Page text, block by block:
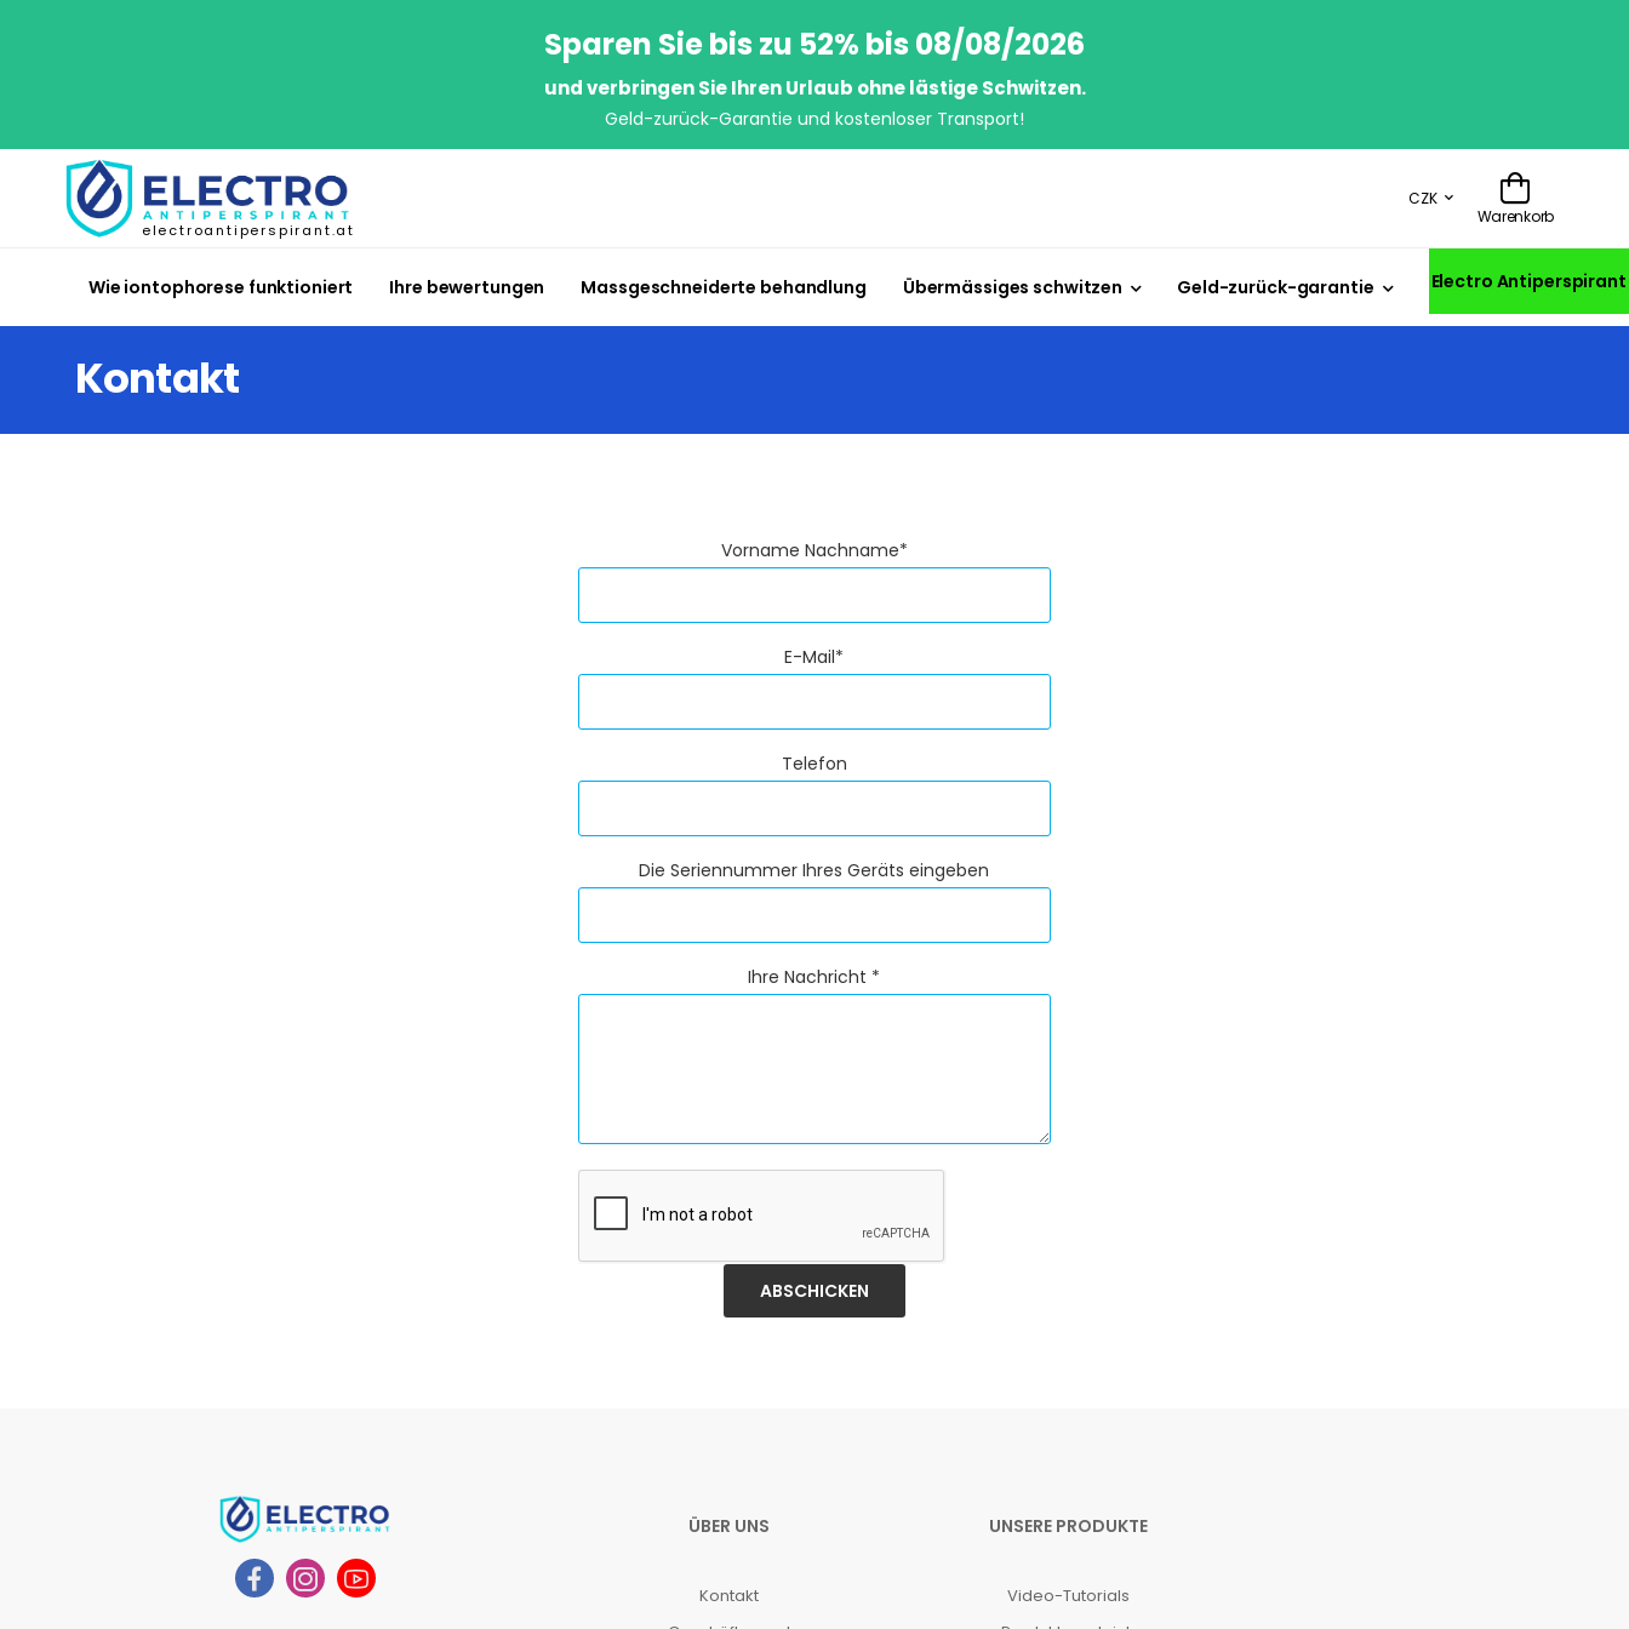
Sparen Sie bis zu 52% bis 08/08/2026
und verbringen Sie Ihren Urlaub ohne lästige Schwitzen.
Geld-zurück-Garantie und kostenloser Transport!
electroantiperspirant.at
CZK
Warenkorb
Wie iontophorese funktioniert Ihre bewertungen Massgeschneiderte behandlung Übermässiges schwitzen Geld-zurück-garantie Electro Antiperspirant
Kontakt
Vorname Nachname*
E-Mail*
Telefon
Die Seriennummer Ihres Geräts eingeben
Ihre Nachricht *
ABSCHICKEN
ÜBER UNS
Kontakt
UNSERE PRODUKTE
Video-Tutorials